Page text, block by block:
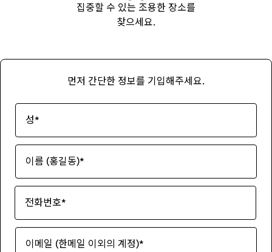
집중할 수 있는 조용한 장소를
찾으세요.
먼저 간단한 정보를 기입해주세요.
성*
이름 (홍길동)*
전화번호*
이메일 (한메일 이외의 계정)*